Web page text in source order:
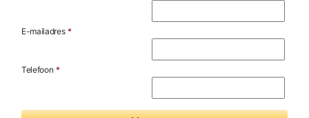
E-mailadres *
Telefoon *